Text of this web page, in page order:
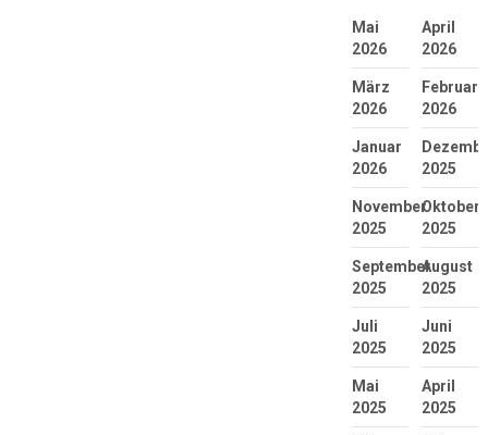
Mai
2026
April
2026
März
2026
Februar
2026
Januar
2026
2025
November
2025
Oktober
2025
September
2025
August
2025
Juli
2025
Juni
2025
Mai
2025
April
2025